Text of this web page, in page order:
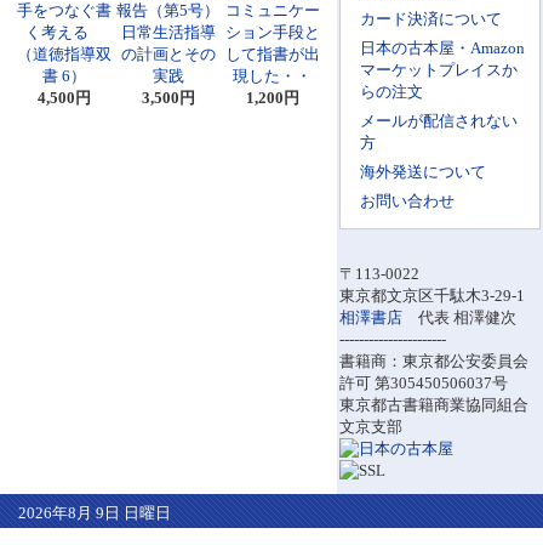
カード決済について
日本の古本屋・Amazon
マーケットプレイスか
らの注文
メールが配信されない
方
海外発送について
お問い合わせ
〒113-0022
東京都文京区千駄木3-29-1
相澤書店 代表 相澤健次
----------------------
書籍商：東京都公安委員会
許可 第305450506037号
東京都古書籍商業協同組合
文京支部
手をつなぐ書
く考える
（道徳指導双
書 6）
4,500円
報告（第5号）
日常生活指導
の計画とその
実践
3,500円
コミュニケー
ション手段と
して指書が出
現した・・
1,200円
2026年8月 9日 日曜日